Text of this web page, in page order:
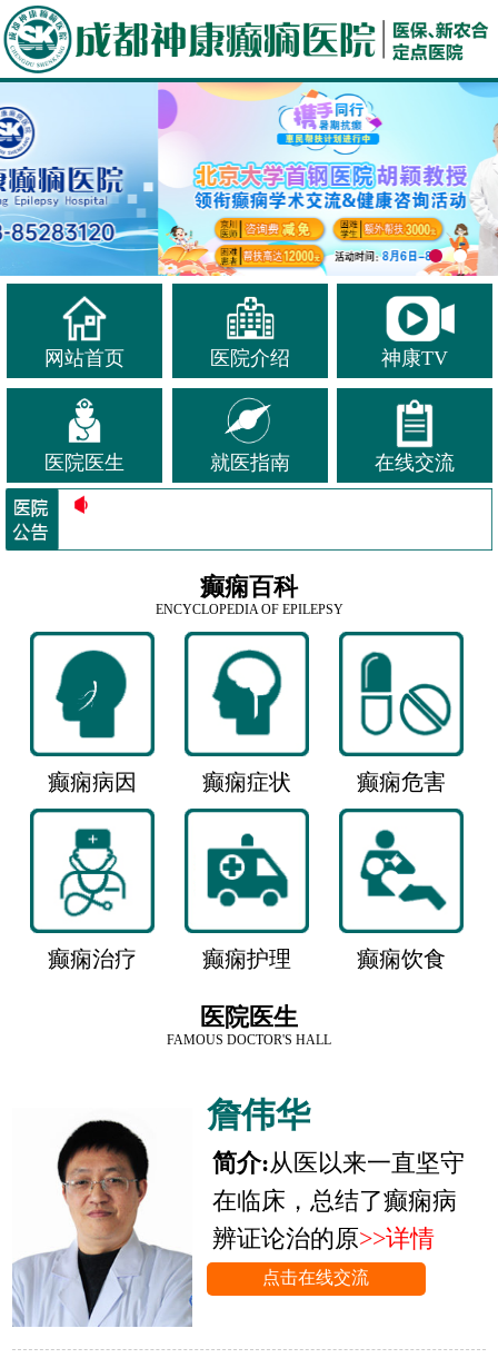
网站首页 医院介绍 神康TV
医院医生 就医指南 在线交流
癫痫百科
ENCYCLOPEDIA OF EPILEPSY
癫痫病因 癫痫症状 癫痫危害
癫痫治疗 癫痫护理 癫痫饮食
医院医生
FAMOUS DOCTOR'S HALL
詹伟华
简介:从医以来一直坚守
在临床，总结了癫痫病
辨证论治的原>>详情
点击在线交流